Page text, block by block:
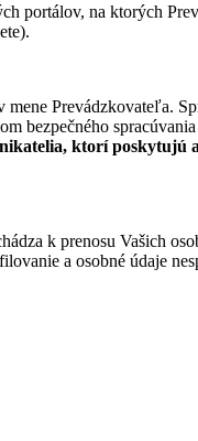
portálov, na ktorých
Prevádzkovateľa.
bezpečného
ktorí poskytujú
k prenosu Vašich
a osobné údaje